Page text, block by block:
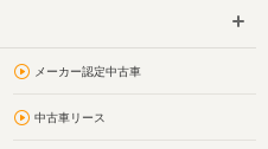
メーカー認定中古車
中古車リース